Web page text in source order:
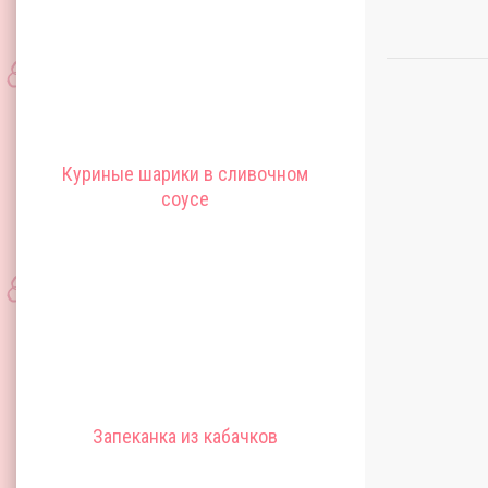
Куриные шарики в сливочном
соусе
Запеканка из кабачков